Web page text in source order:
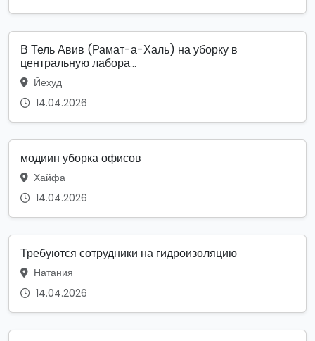
В Тель Авив (Рамат-а-Халь) на уборку в
центральную лабора...
Йехуд
14.04.2026
модиин уборка офисов
Хайфа
14.04.2026
Требуются сотрудники на гидроизоляцию
Натания
14.04.2026